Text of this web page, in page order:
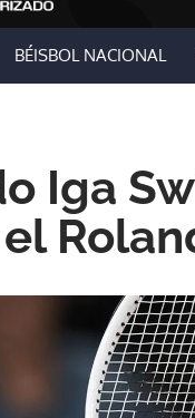
BÉISBOL NACIONAL
Iga